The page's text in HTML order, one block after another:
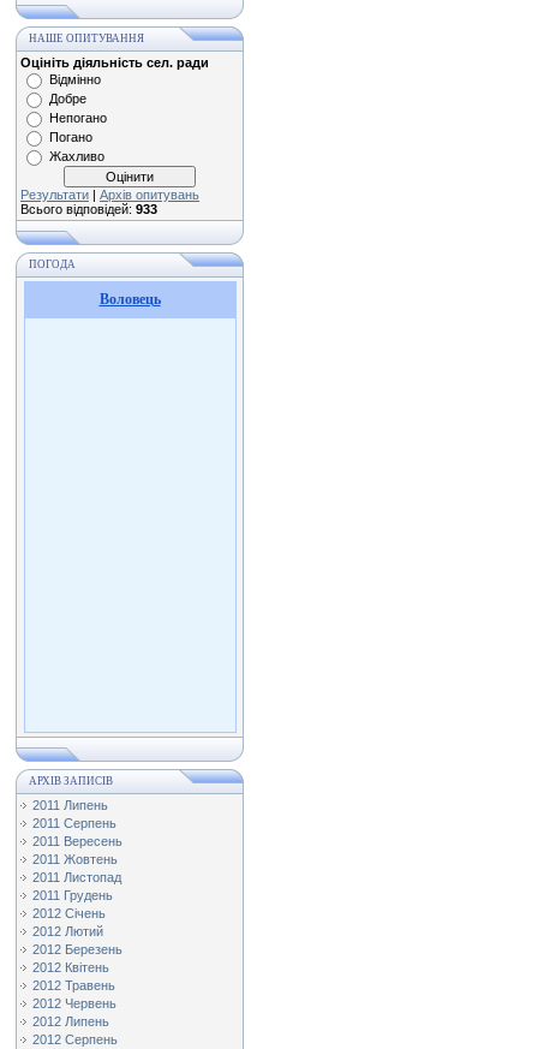
НАШЕ ОПИТУВАННЯ
Оцініть діяльність сел. ради
Відмінно
Добре
Непогано
Погано
Жахливо
Результати | Архів опитувань
Всього відповідей: 933
ПОГОДА
Воловець
АРХІВ ЗАПИСІВ
2011 Липень
2011 Серпень
2011 Вересень
2011 Жовтень
2011 Листопад
2011 Грудень
2012 Січень
2012 Лютий
2012 Березень
2012 Квітень
2012 Травень
2012 Червень
2012 Липень
2012 Серпень